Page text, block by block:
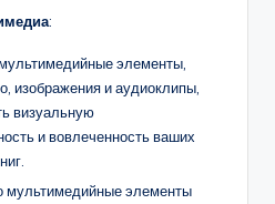
:
элементы,
изображения и аудиоклипы,
визуальную
и вовлеченность ваших
мультимедийные элементы